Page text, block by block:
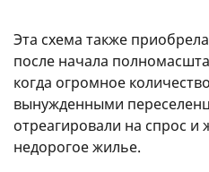
Эта схема также
после начала
когда огромное
вынужденными
отреагировали на спрос и
недорогое жилье.